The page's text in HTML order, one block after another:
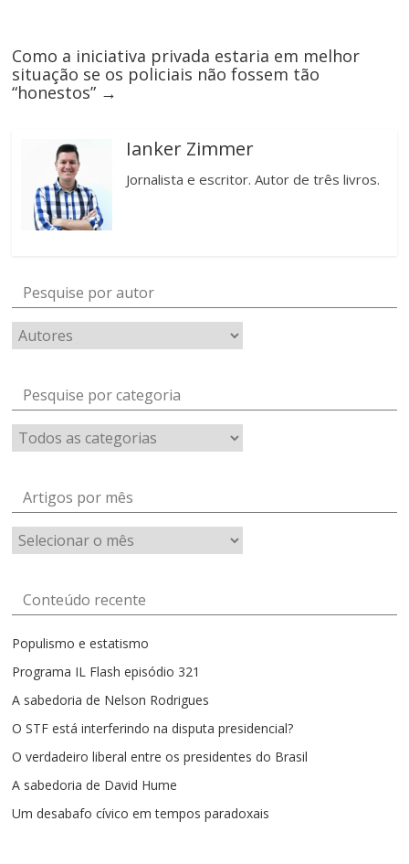
Como a iniciativa privada estaria em melhor
situação se os policiais não fossem tão
“honestos” →
Ianker Zimmer
Jornalista e escritor. Autor de três livros.
Pesquise por autor
Pesquise por categoria
Artigos por mês
Artigos
por
Conteúdo recente
Populismo e estatismo
Programa IL Flash episódio 321
A sabedoria de Nelson Rodrigues
O STF está interferindo na disputa presidencial?
O verdadeiro liberal entre os presidentes do Brasil
A sabedoria de David Hume
Um desabafo cívico em tempos paradoxais